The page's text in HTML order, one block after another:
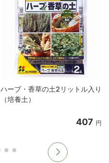
ハーブ・香草の土2リットル入り
（培養土）
407 円